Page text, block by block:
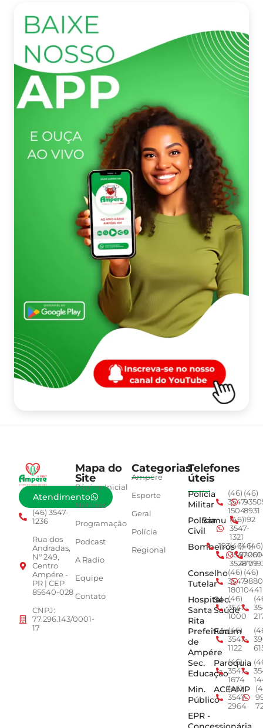
Atendimento
(46) 3547-
1236
Rua dos
Andradas,
Nº 249,
Centro
Ampére -
PR | CEP
85640-028
CNPJ:
77.296.143/0001-
17
Mapa do
Site
Página Inicial
Notícias
Programação
Podcast
A Radio
Equipe
Contato
Categorias
Ampére
Esporte
Geral
Polícia
Regional
Telefones
úteis
Polícia
Militar
(46)
3547-
1504
(46)
8931
Polícia
Civil
Samu (46)
3547-
1321
192
Bombeiros
193(46)
3547-
3528
(46)
4779
(46)
Conselho
Tutelar
(46)
3547-
1801
(46)
0441
Hospital
Santa
Rita
Sec.
Saúde
(46)
3547-
1000
Prefeitura
de
Ampére
Fórum
(46)
3547-
1122
Sec.
Educação
Paroquia
(46)
3547-
1674
Min.
Público
ACEAMP
(46)
3547-
2964
EPR -